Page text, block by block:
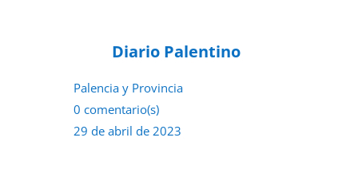
Diario Palentino
Palencia y Provincia
0 comentario(s)
29 de abril de 2023